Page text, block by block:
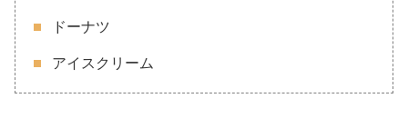
ドーナツ
アイスクリーム